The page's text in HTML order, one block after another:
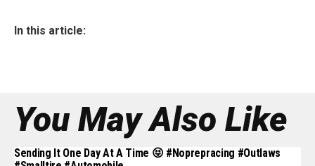
In this article:
You May Also Like
Sending It One Day At A Time 😝 #noprepracing #outlaws